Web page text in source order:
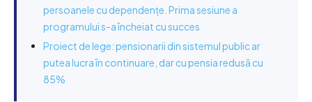
persoanele cu dependențe. Prima sesiune a
programului s-a încheiat cu succes
Proiect de lege: pensionarii din sistemul public ar
putea lucra în continuare, dar cu pensia redusă cu
85%